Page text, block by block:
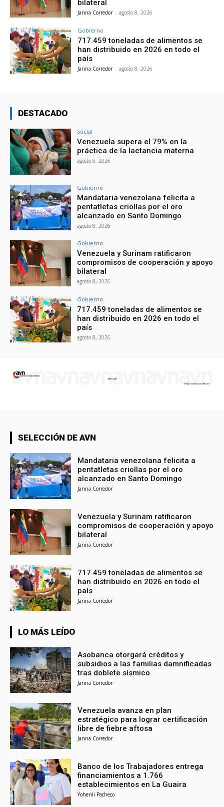
bilateral
Janna Corredor - agosto 8, 2026
Gobierno
717.459 toneladas de alimentos se
han distribuido en 2026 en todo el
país
Janna Corredor - agosto 8, 2026
DESTACADO
Social
Venezuela supera el 79% en la
práctica de la lactancia materna
agosto 8, 2026
Gobierno
Mandataria venezolana felicita a
pentatletas criollas por el oro
alcanzado en Santo Domingo
agosto 8, 2026
Gobierno
Venezuela y Surinam ratificaron
compromisos de cooperación y apoyo
bilateral
agosto 8, 2026
Gobierno
717.459 toneladas de alimentos se
han distribuido en 2026 en todo el
país
agosto 8, 2026
SELECCIÓN DE AVN
Mandataria venezolana felicita a
pentatletas criollas por el oro
alcanzado en Santo Domingo
Janna Corredor
Venezuela y Surinam ratificaron
compromisos de cooperación y apoyo
bilateral
Janna Corredor
717.459 toneladas de alimentos se
han distribuido en 2026 en todo el
país
Janna Corredor
LO MÁS LEÍDO
Asobanca otorgará créditos y
subsidios a las familias damnificadas
tras doblete sísmico
Janna Corredor
Venezuela avanza en plan
estratégico para lograr certificación
libre de fiebre aftosa
Janna Corredor
Banco de los Trabajadores entrega
financiamientos a 1.766
establecimientos en La Guaira
Yohenli Pacheco